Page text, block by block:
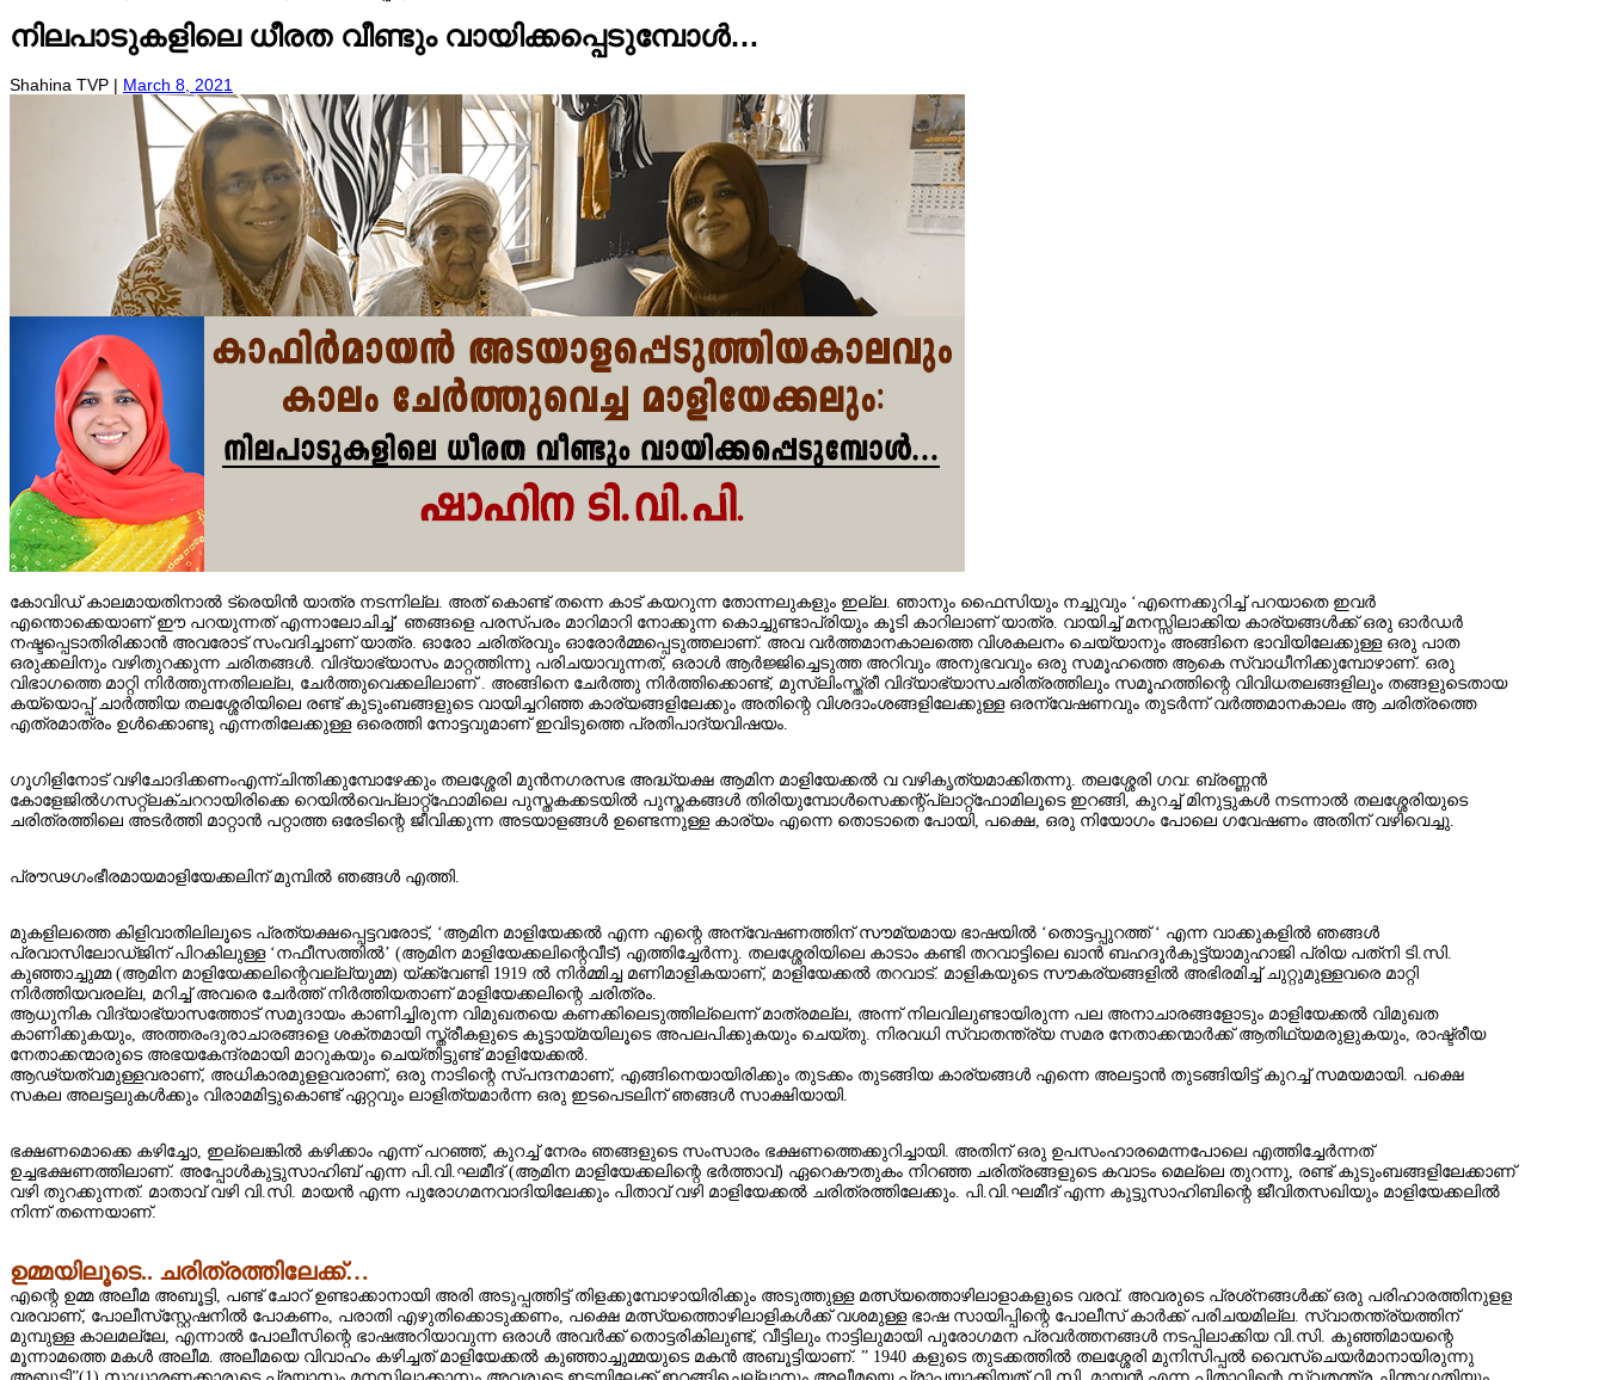
നിലപാടുകളിലെ ധീരത വീണ്ടും വായിക്കപ്പെടുമ്പോള്‍…
Shahina TVP | March 8, 2021
കോവിഡ് കാലമായതിനാല്‍ ട്രെയിൻ യാത്ര നടന്നില്ല. അത് ‌കൊണ്ട് തന്നെ കാട് കയറുന്ന തോന്നലുകളും ഇല്ല. ഞാനും ഫൈസിയും നച്ചുവും ‘എന്നെക്കുറിച്ച് പറയാതെ ഇവര്‍
എന്തൊക്കെയാണ് ഈ പറയുന്നത് എന്നാലോചിച്ച്’ ഞങ്ങളെ പരസ്പരം മാറിമാറി നോക്കുന്ന കൊച്ചുണ്ടാപ്രിയും കൂടി കാറിലാണ് യാത്ര. വായിച്ച് മനസ്സിലാക്കിയ കാര്യങ്ങള്‍ക്ക് ഒരു ഓര്‍ഡര്‍
നഷ്ടപ്പെടാതിരിക്കാന്‍ അവരോട് സംവദിച്ചാണ് യാത്ര. ഓരോ ചരിത്രവും ഓരോര്‍മ്മപ്പെടുത്തലാണ്. അവ വര്‍ത്തമാനകാലത്തെ വിശകലനം ചെയ്യാനും അങ്ങിനെ ഭാവിയിലേക്കുള്ള ഒരു പാത
ഒരുക്കലിനും വഴിതുറക്കുന്ന ചരിതങ്ങള്‍. വിദ്യാഭ്യാസം മാറ്റത്തിന്നു പരിചയാവുന്നത്, ഒരാള്‍ ആർജ്ജിച്ചെടുത്ത അറിവും അനുഭവവും ഒരു സമൂഹത്തെ ആകെ സ്വാധീനിക്കുമ്പോഴാണ്. ഒരു
വിഭാഗത്തെ മാറ്റി നിര്‍ത്തുന്നതിലല്ല, ചേര്‍ത്തുവെക്കലിലാണ് . അങ്ങിനെ ചേര്‍ത്തു നിര്‍ത്തിക്കൊണ്ട്, മുസ്ലിംസ്ത്രീ വിദ്യാഭ്യാസചരിത്രത്തിലും സമൂഹത്തിന്റെ വിവിധതലങ്ങളിലും തങ്ങളുടെതായ
കയ്യൊപ്പ് ചാര്‍ത്തിയ തലശ്ശേരിയിലെ രണ്ട് കുടുംബങ്ങളുടെ വായിച്ചറിഞ്ഞ കാര്യങ്ങളിലേക്കും അതിന്റെ വിശദാംശങ്ങളിലേക്കുള്ള ഒരന്വേഷണവും തുടര്‍ന്ന്‌ വര്‍ത്തമാനകാലം ആ ചരിത്രത്തെ
എത്രമാത്രം ഉള്‍ക്കൊണ്ടു എന്നതിലേക്കുള്ള ഒരെത്തി നോട്ടവുമാണ് ഇവിടുത്തെ പ്രതിപാദ്യവിഷയം.
ഗൂഗിളിനോട് വഴിചോദിക്കണംഎന്ന്ചിന്തിക്കുമ്പോഴേക്കും തലശ്ശേരി മുന്‍നഗരസഭ അദ്ധ്യക്ഷ ആമിന മാളിയേക്കല്‍ വ വഴികൃത്യമാക്കിതന്നു. തലശ്ശേരി ഗവ: ബ്രണ്ണന്‍
കോളേജില്‍ഗസറ്റ്‌ലക്ചററായിരിക്കെ റെയില്‍വെപ്ലാറ്റ്‌ഫോമിലെ പുസ്തകക്കടയില്‍ പുസ്തകങ്ങള്‍ തിരിയുമ്പോള്‍സെക്കന്റ്പ്ലാറ്റ്‌ഫോമിലൂടെ ഇറങ്ങി, കുറച്ച് മിനുട്ടുകള്‍ നടന്നാല്‍ തലശ്ശേരിയുടെ
ചരിത്രത്തിലെ അടര്‍ത്തി മാറ്റാന്‍ പറ്റാത്ത ഒരേടിന്റെ ജീവിക്കുന്ന അടയാളങ്ങള്‍ ഉണ്ടെന്നുള്ള കാര്യം എന്നെ തൊടാതെ പോയി, പക്ഷെ, ഒരു നിയോഗം പോലെ ഗവേഷണം അതിന് വഴിവെച്ചു.
പ്രൗഢഗംഭീരമായമാളിയേക്കലിന് മുമ്പില്‍ ഞങ്ങള്‍ എത്തി.
മുകളിലത്തെ കിളിവാതിലിലൂടെ പ്രത്യക്ഷപ്പെട്ടവരോട്, ‘ആമിന മാളിയേക്കല്‍ എന്ന എന്റെ അന്വേഷണത്തിന് സൗമ്യമായ ഭാഷയില്‍ ‘തൊട്ടപ്പുറത്ത് ‘ എന്ന വാക്കുകളില്‍ ഞങ്ങള്‍
പ്രവാസിലോഡ്ജിന് പിറകിലുള്ള ‘നഫീസത്തില്‍’ (ആമിന മാളിയേക്കലിന്റെവീട്) എത്തിച്ചേര്‍ന്നു. തലശ്ശേരിയിലെ കാടാം കണ്ടി തറവാട്ടിലെ ഖാന്‍ ബഹദൂര്‍കുട്ട്യാമുഹാജി പ്രിയ പത്‌നി ടി.സി.
കുഞ്ഞാച്ചുമ്മ (ആമിന മാളിയേക്കലിന്റെവല്ല്യുമ്മ) യ്ക്ക്‌വേണ്ടി 1919 ല്‍ നിര്‍മ്മിച്ച മണിമാളികയാണ്, മാളിയേക്കല്‍ തറവാട്. മാളികയുടെ സൗകര്യങ്ങളില്‍ അഭിരമിച്ച് ചുറ്റുമുള്ളവരെ മാറ്റി
നിര്‍ത്തിയവരല്ല, മറിച്ച് അവരെ ചേര്‍ത്ത് നിര്‍ത്തിയതാണ് മാളിയേക്കലിന്റെ ചരിത്രം.
ആധുനിക വിദ്യാഭ്യാസത്തോട്‌ സമുദായം കാണിച്ചിരുന്ന വിമുഖതയെ കണക്കിലെടുത്തില്ലെന്ന് മാത്രമല്ല, അന്ന് നിലവിലുണ്ടായിരുന്ന പല അനാചാരങ്ങളോടും മാളിയേക്കല്‍ വിമുഖത
കാണിക്കുകയും, അത്തരംദുരാചാരങ്ങളെ ശക്തമായി സ്ത്രീകളുടെ കൂട്ടായ്മയിലൂടെ അപലപിക്കുകയും ചെയ്തു. നിരവധി സ്വാതന്ത്ര്യ സമര നേതാക്കന്മാര്‍ക്ക് ആതിഥ്യമരുളുകയും, രാഷ്ട്രീയ
നേതാക്കന്മാരുടെ അഭയകേന്ദ്രമായി മാറുകയും ചെയ്തിട്ടുണ്ട് മാളിയേക്കല്‍.
ആഢ്യത്വമുള്ളവരാണ്, അധികാരമുളളവരാണ്, ഒരു നാടിന്റെ സ്പന്ദനമാണ്, എങ്ങിനെയായിരിക്കും തുടക്കം തുടങ്ങിയ കാര്യങ്ങള്‍ എന്നെ അലട്ടാന്‍ തുടങ്ങിയിട്ട് കുറച്ച് സമയമായി. പക്ഷെ
സകല അലട്ടലുകള്‍ക്കും വിരാമമിട്ടുകൊണ്ട് ഏറ്റവും ലാളിത്യമാര്‍ന്ന ഒരു ഇടപെടലിന് ഞങ്ങള്‍ സാക്ഷിയായി.
ഭക്ഷണമൊക്കെ കഴിച്ചോ, ഇല്ലെങ്കില്‍ കഴിക്കാം എന്ന് പറഞ്ഞ്, കുറച്ച് നേരം ഞങ്ങളുടെ സംസാരം ഭക്ഷണത്തെക്കുറിച്ചായി. അതിന് ഒരു ഉപസംഹാരമെന്നപോലെ എത്തിച്ചേര്‍ന്നത്
ഉച്ചഭക്ഷണത്തിലാണ്. അപ്പോള്‍കുട്ടുസാഹിബ് എന്ന പി.വി.ഘമീദ് (ആമിന മാളിയേക്കലിന്റെ ഭര്‍ത്താവ്) ഏറെകൗതുകം നിറഞ്ഞ ചരിത്രങ്ങളുടെ കവാടം മെല്ലെ തുറന്നു, രണ്ട് കുടുംബങ്ങളിലേക്കാണ്‌
വഴി തുറക്കുന്നത്. മാതാവ്‌ വഴി വി.സി. മായന്‍ എന്ന പുരോഗമനവാദിയിലേക്കും പിതാവ്‌ വഴി മാളിയേക്കല്‍ ചരിത്രത്തിലേക്കും. പി.വി.ഘമീദ് എന്ന കുട്ടുസാഹിബിന്റെ ജീവിതസഖിയും മാളിയേക്കലില്‍
നിന്ന് തന്നെയാണ്.
ഉമ്മയിലൂടെ.. ചരിത്രത്തിലേക്ക്…
എന്റെ ഉമ്മ അലീമ അബൂട്ടി, പണ്ട് ചോറ് ഉണ്ടാക്കാനായി അരി അടുപ്പത്തിട്ട് തിളക്കുമ്പോഴായിരിക്കും അടുത്തുള്ള മത്സ്യത്തൊഴിലാളാകളുടെ വരവ്. അവരുടെ പ്രശ്‌നങ്ങള്‍ക്ക് ഒരു പരിഹാരത്തിനുളള
വരവാണ്, പോലീസ്‌സ്റ്റേഷനില്‍ പോകണം, പരാതി എഴുതിക്കൊടുക്കണം, പക്ഷെ മത്സ്യത്തൊഴിലാളികള്‍ക്ക് വശമുള്ള ഭാഷ സായിപ്പിന്റെ പോലീസ്‌ കാര്‍ക്ക് പരിചയമില്ല. സ്വാതന്ത്ര്യത്തിന്
മുമ്പുള്ള കാലമല്ലേ, എന്നാല്‍ പോലീസിന്റെ ഭാഷഅറിയാവുന്ന ഒരാള്‍ അവര്‍ക്ക് തൊട്ടരികിലുണ്ട്, വീട്ടിലും നാട്ടിലുമായി പുരോഗമന പ്രവര്‍ത്തനങ്ങള്‍ നടപ്പിലാക്കിയ വി.സി. കുഞ്ഞിമായന്റെ
മൂന്നാമത്തെ മകള്‍ അലീമ. അലീമയെ വിവാഹം കഴിച്ചത് മാളിയേക്കല്‍ കുഞ്ഞാച്ചുമ്മയുടെ മകന്‍ അബൂട്ടിയാണ്. ” 1940 കളുടെ തുടക്കത്തില്‍ തലശ്ശേരി മുനിസിപ്പല്‍ വൈസ്‌ചെയര്‍മാനായിരുന്നു